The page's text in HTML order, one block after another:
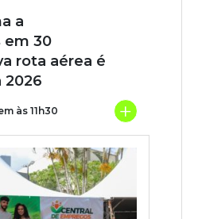
a
em 30
rota aérea é
2026
às 11h30 +